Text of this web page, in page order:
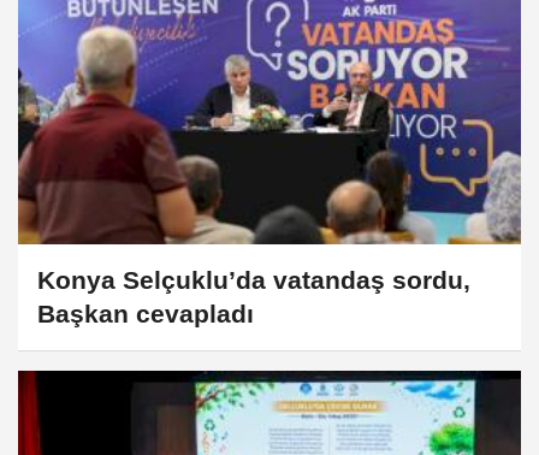
Konya Selçuklu’da vatandaş sordu,
Başkan cevapladı